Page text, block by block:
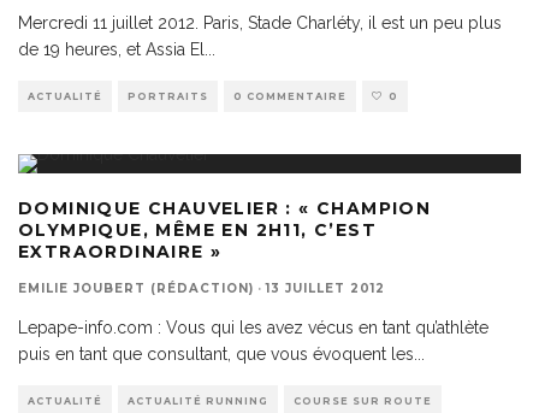
Mercredi 11 juillet 2012. Paris, Stade Charléty, il est un peu plus
de 19 heures, et Assia El
ACTUALITÉ PORTRAITS 0 COMMENTAIRE 0
DOMINIQUE CHAUVELIER : « CHAMPION
OLYMPIQUE, MÊME EN 2H11, C’EST
EXTRAORDINAIRE »
EMILIE JOUBERT (RÉDACTION) · 13 JUILLET 2012
Lepape-info.com : Vous qui les avez vécus en tant qu’athlète
puis en tant que consultant, que vous évoquent les
ACTUALITÉ ACTUALITÉ RUNNING COURSE SUR ROUTE